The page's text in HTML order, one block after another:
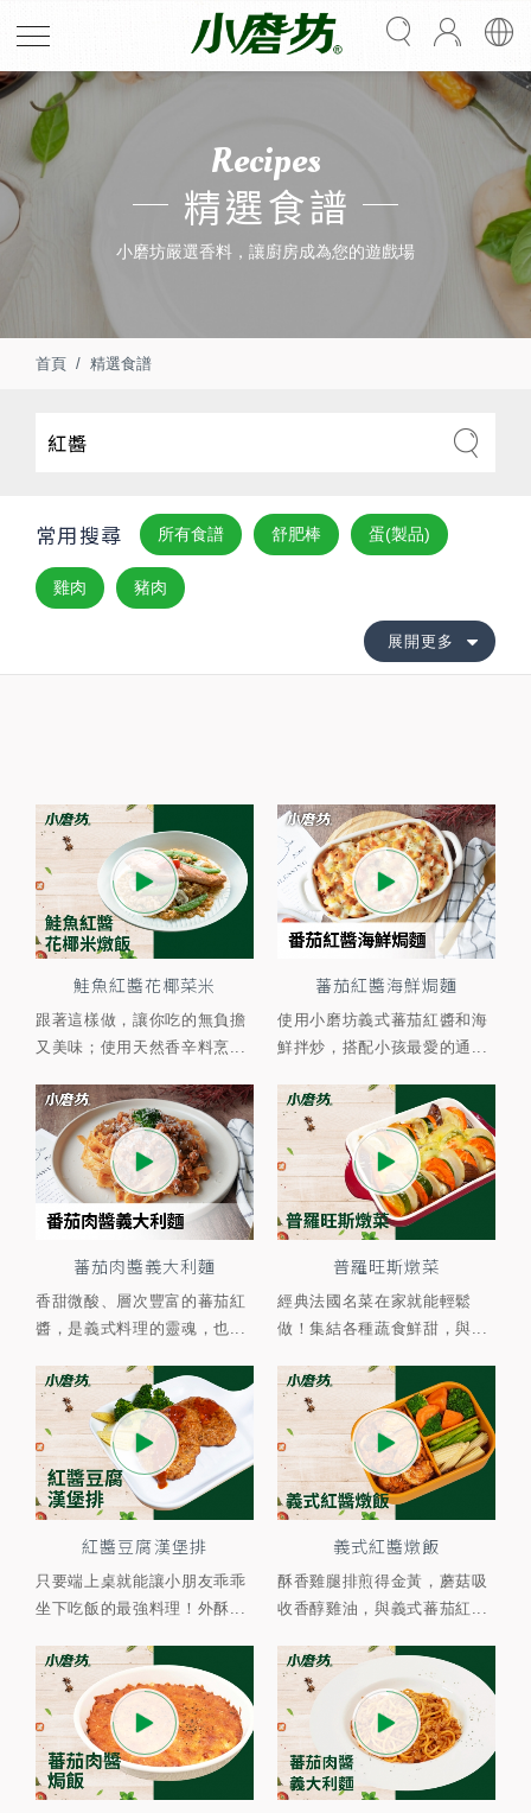
Recipes
精選食譜
小磨坊嚴選香料，讓廚房成為您的遊戲場
首頁 精選食譜
常用搜尋 所有食譜 舒肥棒 蛋(製品)
雞肉 豬肉
展開更多
鮭魚紅醬花椰菜米
跟著這樣做，讓你吃的無負擔
又美味；使用天然香辛料烹...
蕃茄紅醬海鮮焗麵
使用小磨坊義式蕃茄紅醬和海
鮮拌炒，搭配小孩最愛的通...
蕃茄肉醬義大利麵
香甜微酸、層次豐富的蕃茄紅
醬，是義式料理的靈魂，也...
普羅旺斯燉菜
經典法國名菜在家就能輕鬆
做！集結各種蔬食鮮甜，與...
紅醬豆腐漢堡排
只要端上桌就能讓小朋友乖乖
坐下吃飯的最強料理！外酥...
義式紅醬燉飯
酥香雞腿排煎得金黃，蘑菇吸
收香醇雞油，與義式蕃茄紅...